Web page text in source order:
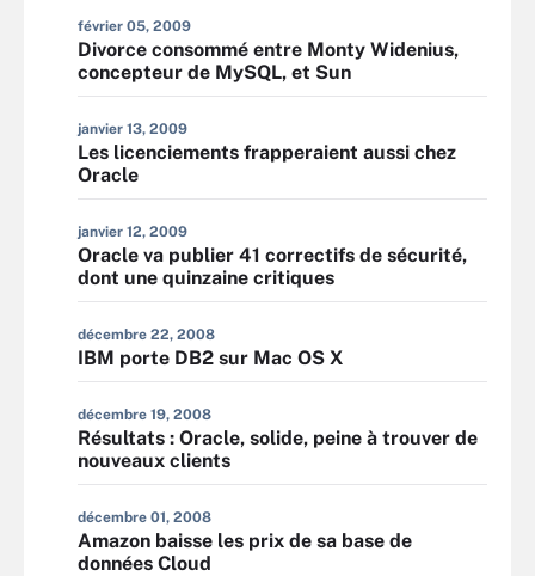
février 05, 2009
Divorce consommé entre Monty Widenius,
concepteur de MySQL, et Sun
janvier 13, 2009
Les licenciements frapperaient aussi chez
Oracle
janvier 12, 2009
Oracle va publier 41 correctifs de sécurité,
dont une quinzaine critiques
décembre 22, 2008
IBM porte DB2 sur Mac OS X
décembre 19, 2008
Résultats : Oracle, solide, peine à trouver de
nouveaux clients
décembre 01, 2008
Amazon baisse les prix de sa base de
données Cloud